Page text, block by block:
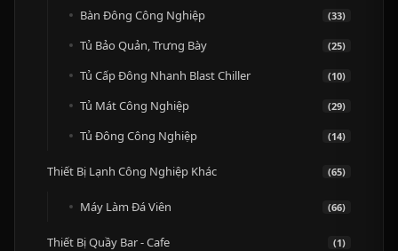
Bàn Đông Công Nghiệp (33)
Tủ Bảo Quản, Trưng Bày (25)
Tủ Cấp Đông Nhanh Blast Chiller (10)
Tủ Mát Công Nghiệp (29)
Tủ Đông Công Nghiệp (14)
Thiết Bị Lạnh Công Nghiệp Khác (65)
Máy Làm Đá Viên (66)
Thiết Bị Quầy Bar - Cafe (1)